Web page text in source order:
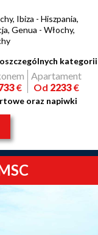
Ibiza - Hiszpania,
Genua - Włochy,
kategorii
€
Apartament
Od 2233€
oraz napiwki